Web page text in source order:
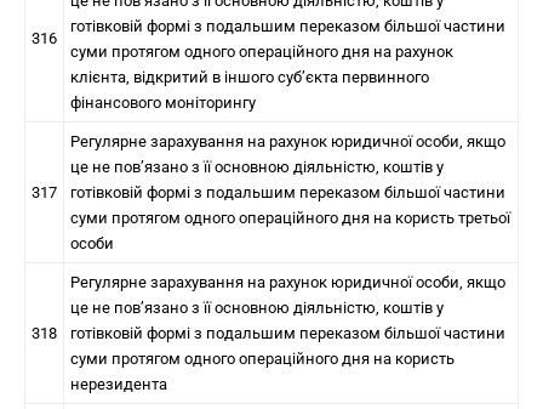
316
готівковій формі з подальшим переказом більшої частини
суми протягом одного операційного дня на рахунок
клієнта, відкритий в іншого суб’єкта первинного
фінансового моніторингу
317
Регулярне зарахування на рахунок юридичної особи, якщо
це не пов’язано з її основною діяльністю, коштів у
готівковій формі з подальшим переказом більшої частини
суми протягом одного операційного дня на користь третьої
особи
318
Регулярне зарахування на рахунок юридичної особи, якщо
це не пов’язано з її основною діяльністю, коштів у
готівковій формі з подальшим переказом більшої частини
суми протягом одного операційного дня на користь
нерезидента